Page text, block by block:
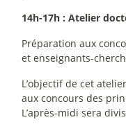
14h-17h : Atelier
Préparation aux
et enseignants-
L’objectif de cet
aux concours des
L’après-midi sera